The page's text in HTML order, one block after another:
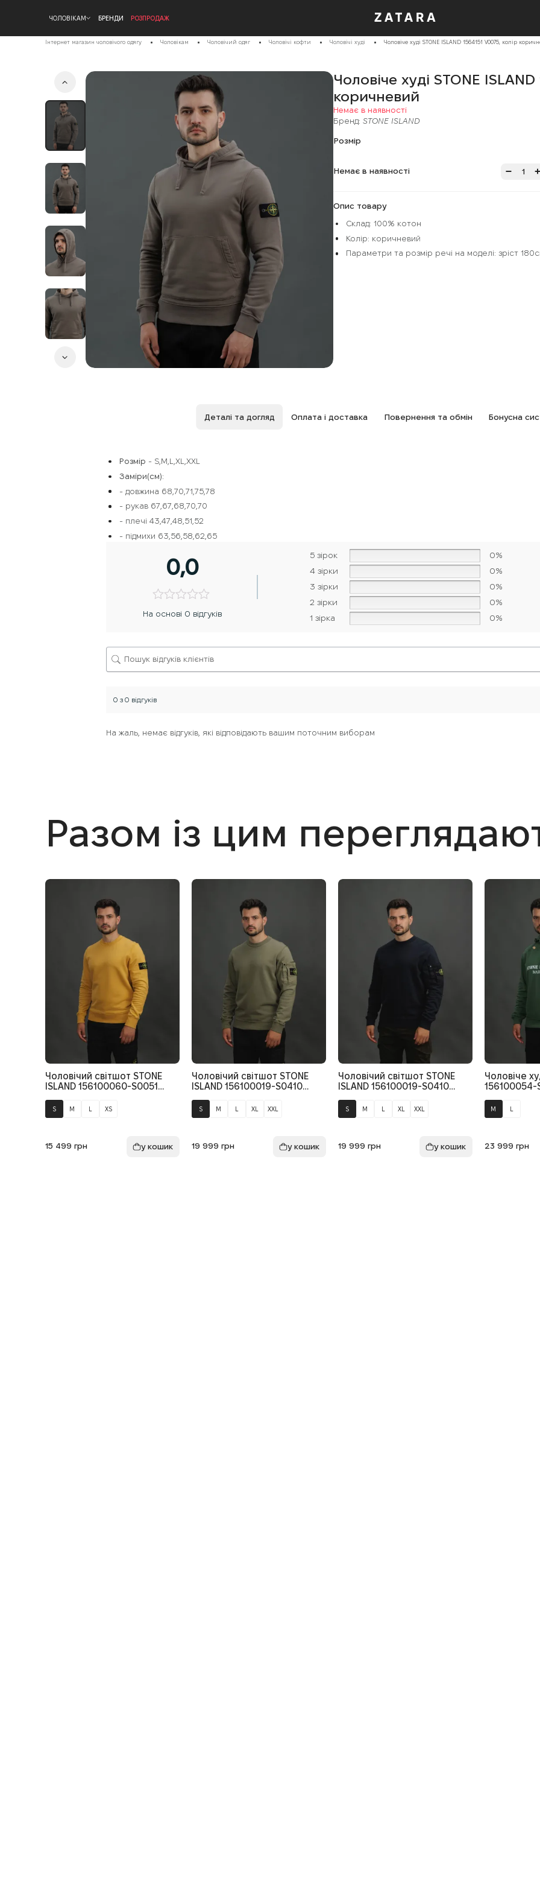
ЧОЛОВІКАМ БРЕНДИ РОЗПРОДАЖ
Інтернет магазин чоловічого одягу Чоловікам Чоловічий одяг Чоловічі кофти Чоловічі худі Чоловіче худі STONE ISLAND 1564151 V0075, колір
Чоловіче худі STONE
коричневий
Немає в наявності
Бренд: STONE ISLAND
Розмір
Немає в наявності
Опис товару
Склад: 100% котон
Колір: коричневий
Параметри та розмір речі на моделі: зріст
Деталі та догляд Оплата і доставка Повернення та обмін Бонусна
Розмір - S,M,L,XL,XXL
Заміри(см):
- довжина 68,70,71,75,78
- рукав 67,67,68,70,70
- плечі 43,47,48,51,52
- підмихи 63,56,58,62,65
0,0
На основі 0 відгуків
5 зірок
0%
4 зірки
0%
3 зірки
0%
2 зірки
0%
1 зірка
0%
0 з 0 відгуків
На жаль, немає відгуків, які відповідають вашим поточним виборам
Разом із цим
Чоловічий світшот STONE
ISLAND 156100060-S0051
S M XS
15 499 грн
Чоловічий світшот STONE
ISLAND 156100019-S0410
S M XL XXL
19 999 грн
Чоловічий світшот STONE
ISLAND 156100019-S0410
S M XL XXL
19 999 грн
Чоловіче
156100054-
M
23 999 грн